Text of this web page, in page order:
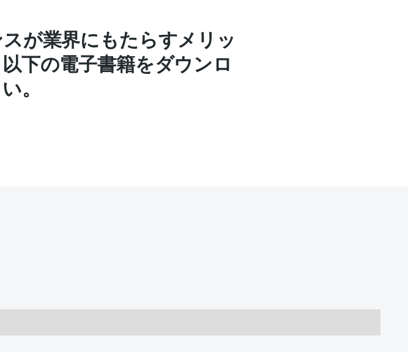
が業界にもたらすメリッ
下の電子書籍をダウンロ
。